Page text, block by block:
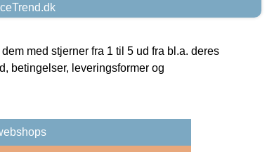
med stjerner fra 1 til 5 ud fra bl.a. deres
betingelser, leveringsformer og